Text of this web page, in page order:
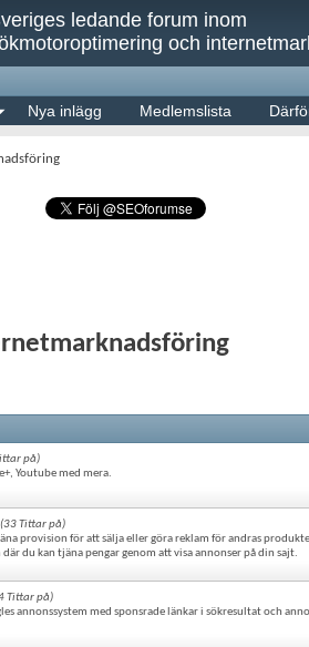
ledande forum inom
och
Nya inlägg Medlemslista
på)
Youtube med mera.
(33 Tittar på)
provision för att sälja eller göra reklam för andras
där du kan tjäna pengar genom att visa annonser på din sajt.
Tittar på)
annonssystem med sponsrade länkar i sökresultat och